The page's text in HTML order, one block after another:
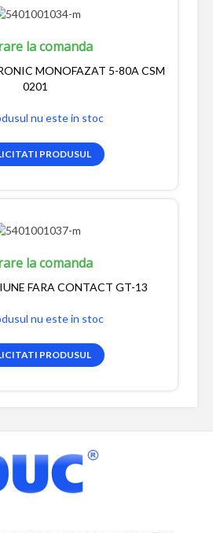
la comanda
MONOFAZAT 5-80A CSM
0201
nu este in stoc
PRODUSUL
la comanda
FARA CONTACT GT-13
nu este in stoc
PRODUSUL